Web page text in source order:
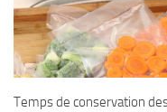
Temps de conservation